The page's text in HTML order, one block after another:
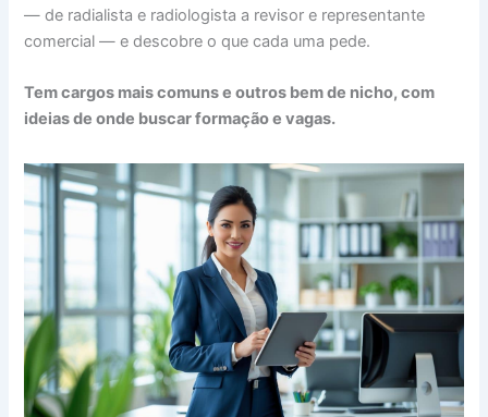
— de radialista e radiologista a revisor e representante
comercial — e descobre o que cada uma pede.
Tem cargos mais comuns e outros bem de nicho, com
ideias de onde buscar formação e vagas.